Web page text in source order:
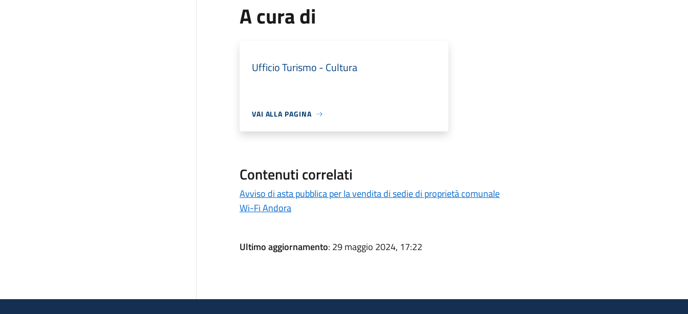
A cura di
Ufficio Turismo - Cultura
VAI ALLA PAGINA
Contenuti correlati
Avviso di asta pubblica per la vendita di sedie di proprietà comunale
Wi-Fi Andora
Ultimo aggiornamento: 29 maggio 2024, 17:22